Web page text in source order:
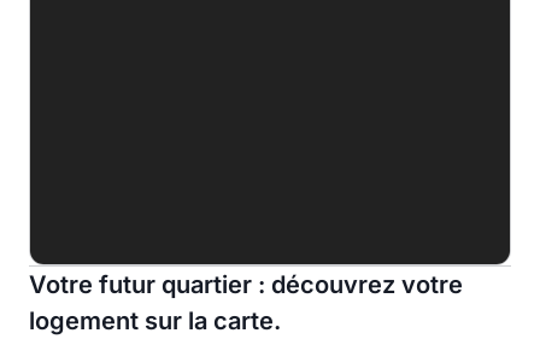
C
D
Votre futur quartier : découvrez votre
logement sur la carte.